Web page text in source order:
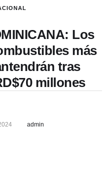
Los
más
tras
millones
admin